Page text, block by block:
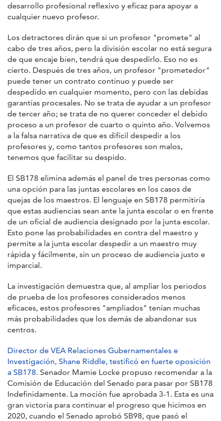
desarrollo profesional reflexivo y eficaz para apoyar a
cualquier nuevo profesor.
Los detractores dirán que si un profesor "promete" al
cabo de tres años, pero la división escolar no está segura
de que encaje bien, tendrá que despedirlo. Eso no es
cierto. Después de tres años, un profesor "prometedor"
puede tener un contrato continuo y puede ser
despedido en cualquier momento, pero con las debidas
garantías procesales. No se trata de ayudar a un profesor
de tercer año; se trata de no querer conceder el debido
proceso a un profesor de cuarto o quinto año. Volvemos
a la falsa narrativa de que es difícil despedir a los
profesores y, como tantos profesores son malos,
tenemos que facilitar su despido.
El SB178 elimina además el panel de tres personas como
una opción para las juntas escolares en los casos de
quejas de los maestros. El lenguaje en SB178 permitiría
que estas audiencias sean ante la junta escolar o en frente
de un oficial de audiencia designado por la junta escolar.
Esto pone las probabilidades en contra del maestro y
permite a la junta escolar despedir a un maestro muy
rápida y fácilmente, sin un proceso de audiencia justo e
imparcial.
La investigación demuestra que, al ampliar los periodos
de prueba de los profesores considerados menos
eficaces, estos profesores "ampliados" tenían muchas
más probabilidades que los demás de abandonar sus
centros.
Director de VEA Relaciones Gubernamentales e
Investigación, Shane Riddle, testificó en fuerte oposición
a SB178. Senador Mamie Locke propuso recomendar a la
Comisión de Educación del Senado para pasar por SB178
Indefinidamente. La moción fue aprobada 3-1. Esta es una
gran victoria para continuar el progreso que hicimos en
2020, cuando el Senado aprobó SB98, que pasó el